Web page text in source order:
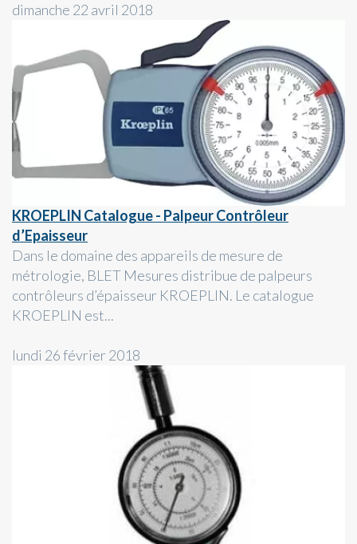
dimanche 22 avril 2018
KROEPLIN Catalogue - Palpeur Contrôleur
d’Epaisseur
Dans le domaine des appareils de mesure de
métrologie, BLET Mesures distribue de palpeurs
contrôleurs d’épaisseur KROEPLIN. Le catalogue
KROEPLIN est...
lundi 26 février 2018